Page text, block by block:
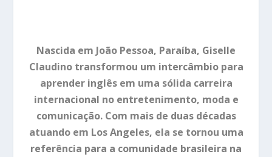
Nascida em João Pessoa, Paraíba, Giselle
Claudino transformou um intercâmbio para
aprender inglês em uma sólida carreira
internacional no entretenimento, moda e
comunicação. Com mais de duas décadas
atuando em Los Angeles, ela se tornou uma
referência para a comunidade brasileira na